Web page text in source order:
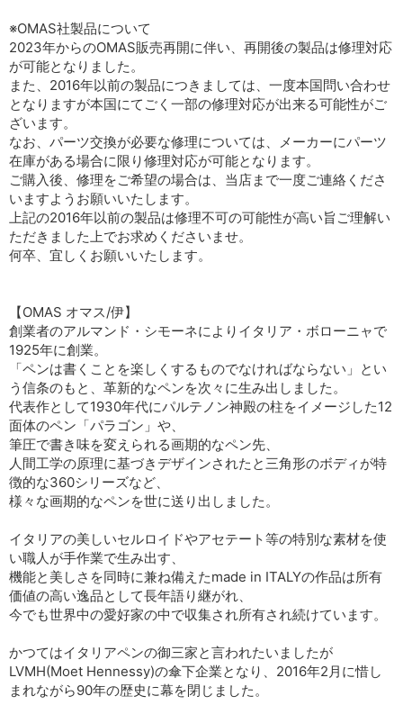
※OMAS社製品について
2023年からのOMAS販売再開に伴い、再開後の製品は修理対応
が可能となりました。
また、2016年以前の製品につきましては、一度本国問い合わせ
となりますが本国にてごく一部の修理対応が出来る可能性がご
ざいます。
なお、パーツ交換が必要な修理については、メーカーにパーツ
在庫がある場合に限り修理対応が可能となります。
ご購入後、修理をご希望の場合は、当店まで一度ご連絡くださ
いますようお願いいたします。
上記の2016年以前の製品は修理不可の可能性が高い旨ご理解い
ただきました上でお求めくださいませ。
何卒、宜しくお願いいたします。
【OMAS オマス/伊】
創業者のアルマンド・シモーネによりイタリア・ボローニャで
1925年に創業。
「ペンは書くことを楽しくするものでなければならない」とい
う信条のもと、革新的なペンを次々に生み出しました。
代表作として1930年代にパルテノン神殿の柱をイメージした12
面体のペン「パラゴン」や、
筆圧で書き味を変えられる画期的なペン先、
人間工学の原理に基づきデザインされたと三角形のボディが特
徴的な360シリーズなど、
様々な画期的なペンを世に送り出しました。
イタリアの美しいセルロイドやアセテート等の特別な素材を使
い職人が手作業で生み出す、
機能と美しさを同時に兼ね備えたmade in ITALYの作品は所有
価値の高い逸品として長年語り継がれ、
今でも世界中の愛好家の中で収集され所有され続けています。
かつてはイタリアペンの御三家と言われたいましたが
LVMH(Moet Hennessy)の傘下企業となり、2016年2月に惜し
まれながら90年の歴史に幕を閉じました。